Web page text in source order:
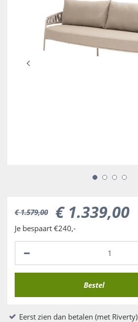
€ 1.579,00 € 1.339,00
Je bespaart €240,-
Eerst zien dan betalen (met Riverty)